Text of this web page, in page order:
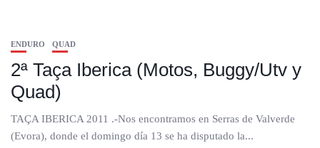
ENDURO QUAD
2ª Taça Iberica (Motos, Buggy/Utv y
Quad)
TAÇA IBERICA 2011 .-Nos encontramos en Serras de Valverde
(Evora), donde el domingo día 13 se ha disputado la...